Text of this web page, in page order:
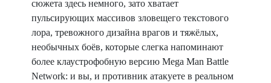
сюжета здесь немного, зато хватает
пульсирующих массивов зловещего текстового
лора, тревожного дизайна врагов и тяжёлых,
необычных боёв, которые слегка напоминают
более клаустрофобную версию Mega Man Battle
Network: и вы, и противник атакуете в реальном